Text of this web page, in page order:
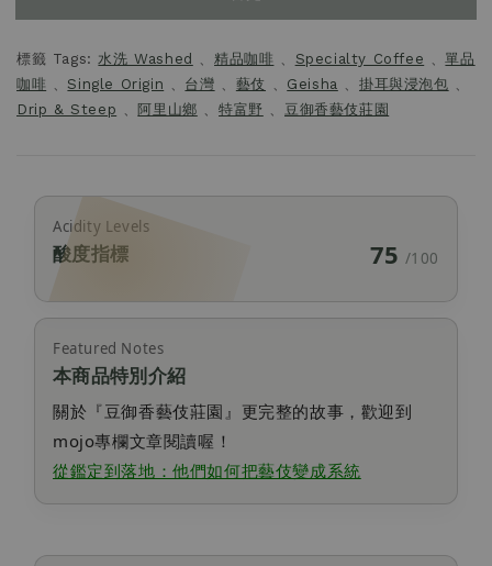
標籤 Tags:水洗 Washed 、精品咖啡 、 Specialty Coffee 、單品
咖啡 、 Single Origin 、 台灣 、 藝伎 、 Geisha 、掛耳與浸泡包 、
Drip & Steep 、 阿里山鄉 、特富野 、豆御香藝伎莊園
Acidity Levels
酸度指標 75 /100
Featured Notes
本商品特別介紹
關於『豆御香藝伎莊園』更完整的故事，歡迎到
mojo專欄文章閱讀喔！
從鑑定到落地：他們如何把藝伎變成系統